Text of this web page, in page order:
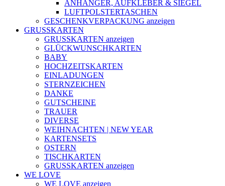
ANHÄNGER, AUFKLEBER & SIEGEL
LUFTPOLSTERTASCHEN
GESCHENKVERPACKUNG anzeigen
GRUSSKARTEN
GRUSSKARTEN anzeigen
GLÜCKWUNSCHKARTEN
BABY
HOCHZEITSKARTEN
EINLADUNGEN
STERNZEICHEN
DANKE
GUTSCHEINE
TRAUER
DIVERSE
WEIHNACHTEN | NEW YEAR
KARTENSETS
OSTERN
TISCHKARTEN
GRUSSKARTEN anzeigen
WE LOVE
WE LOVE anzeigen